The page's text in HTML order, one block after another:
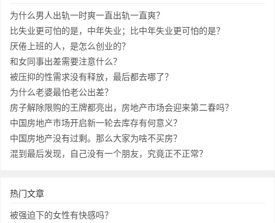
为什么男人出轨一时爽一直出轨一直爽？
比失业更可怕的是，中年失业；比中年失业更可怕的是？
厌倦上班的人，是怎么创业的？
和女同事出差需要注意什么？
被压抑的性需求没有释放，最后都去哪了？
为什么老婆最怕老公出差？
房子解除限购的王牌都亮出，房地产市场会迎来第二春吗？
中国房地产市场开启新一轮去库存有何意义？
中国房地产没有过剩。那么大家为啥不买房？
混到最后发现，自己没有一个朋友，究竟正不正常？
热门文章
被强迫下的女性有快感吗？